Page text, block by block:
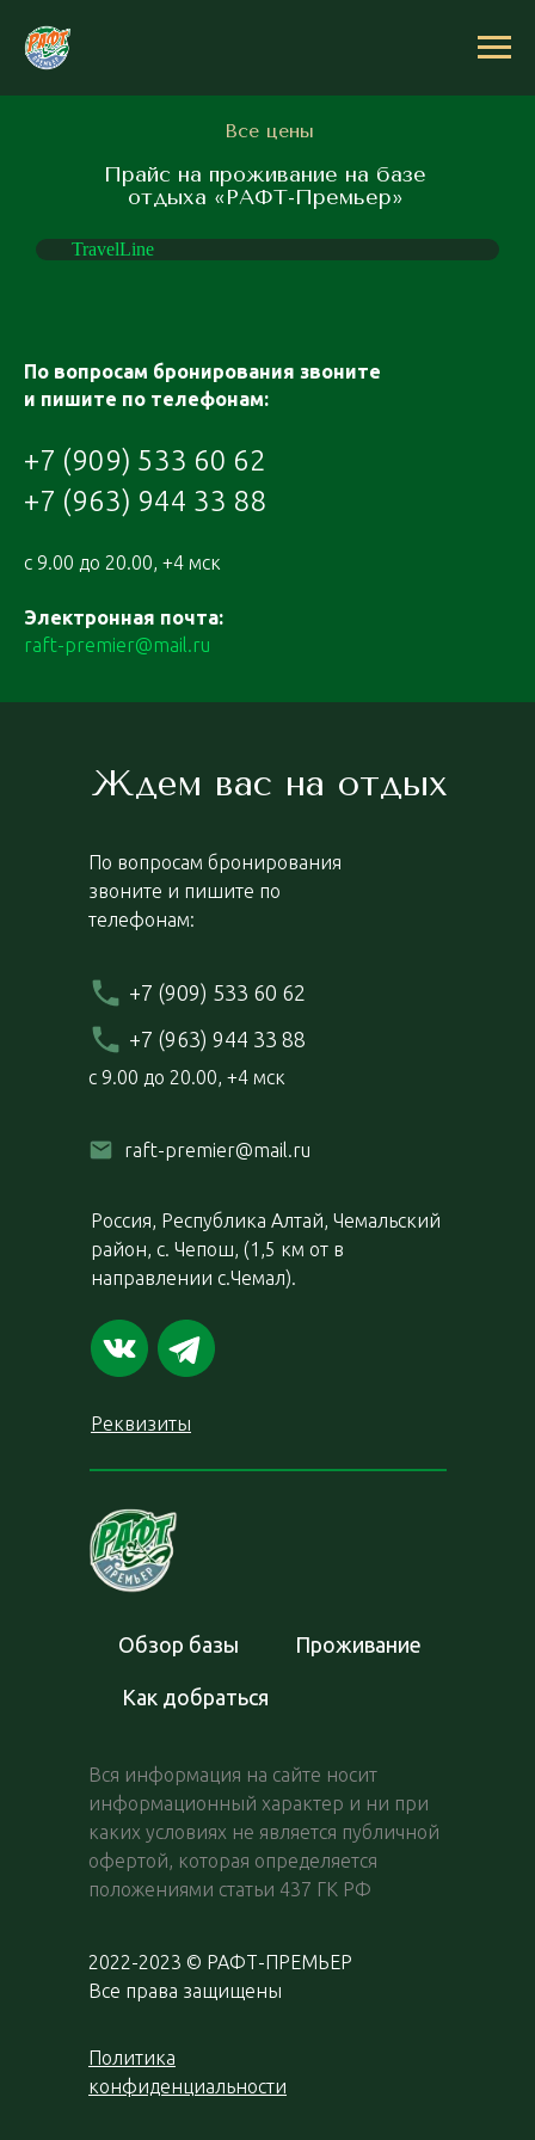
Прайс на проживание на базе
отдыха «РАФТ-Премьер»
Все цены
TravelLine
По вопросам бронирования звоните
и пишите по телефонам:
+7 (909) 533 60 62
+7 (963) 944 33 88
с 9.00 до 20.00, +4 мск
Электронная почта:
raft-premier@mail.ru
Ждем вас на отдых
2022-2023 © РАФТ-ПРЕМЬЕР
Все права защищены
Политика
конфиденциальности
Вся информация на сайте носит
информационный характер и ни при
каких условиях не является публичной
офертой, которая определяется
положениями статьи 437 ГК РФ
По вопросам бронирования
звоните и пишите по
телефонам:
с 9.00 до 20.00, +4 мск
+7 (909) 533 60 62
+7 (963) 944 33 88
raft-premier@mail.ru
Россия, Республика Алтай, Чемальский
район, с. Чепош, (1,5 км от в
направлении с.Чемал).
Реквизиты
Обзор базы Проживание
Как добраться